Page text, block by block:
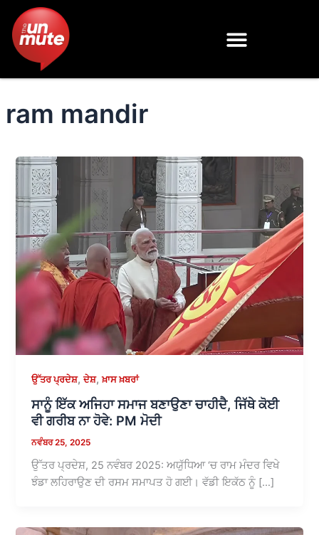
content
ram mandir
ਉੱਤਰ ਪ੍ਰਦੇਸ਼,ਦੇਸ਼,ਖ਼ਾਸ ਖ਼ਬਰਾਂ
ਸਾਨੂੰ ਇੱਕ ਅਜਿਹਾ ਸਮਾਜ ਬਣਾਉਣਾ ਚਾਹੀਦੈ, ਜਿੱਥੇ ਕੋਈ
ਵੀ ਗਰੀਬ ਨਾ ਹੋਵੇ: PM ਮੋਦੀ
ਨਵੰਬਰ 25, 2025
ਉੱਤਰ ਪ੍ਰਦੇਸ਼, 25 ਨਵੰਬਰ 2025: ਅਯੁੱਧਿਆ ‘ਚ ਰਾਮ ਮੰਦਰ ਵਿਖੇ
ਝੰਡਾ ਲਹਿਰਾਉਣ ਦੀ ਰਸਮ ਸਮਾਪਤ ਹੋ ਗਈ। ਵੱਡੀ ਇਕੱਠ ਨੂੰ […]